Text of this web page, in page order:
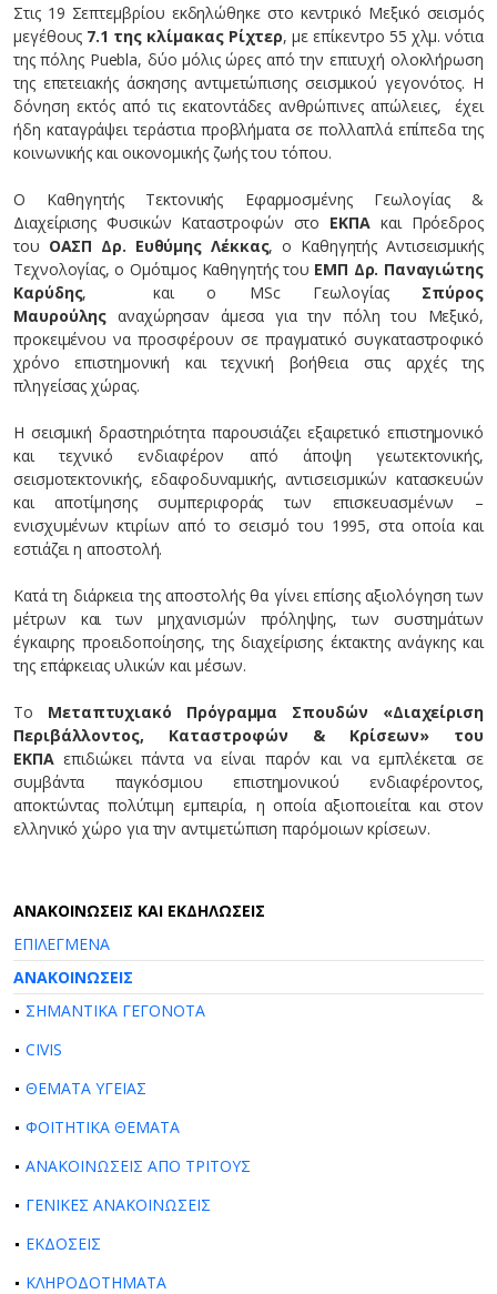
Στις 19 Σεπτεμβρίου εκδηλώθηκε στο κεντρικό Μεξικό σεισμός
μεγέθους 7.1 της κλίμακας Ρίχτερ, με επίκεντρο 55 χλμ. νότια
της πόλης Puebla, δύο μόλις ώρες από την επιτυχή ολοκλήρωση
της επετειακής άσκησης αντιμετώπισης σεισμικού γεγονότος. Η
δόνηση εκτός από τις εκατοντάδες ανθρώπινες απώλειες, έχει
ήδη καταγράψει τεράστια προβλήματα σε πολλαπλά επίπεδα της
κοινωνικής και οικονομικής ζωής του τόπου.
Ο Καθηγητής Τεκτονικής Εφαρμοσμένης Γεωλογίας &
Διαχείρισης Φυσικών Καταστροφών στο ΕΚΠΑκαι Πρόεδρος
του ΟΑΣΠ Δρ. Ευθύμης Λέκκας, ο Καθηγητής Αντισεισμικής
Τεχνολογίας, ο Ομότιμος Καθηγητής του ΕΜΠ Δρ. Παναγιώτης
Καρύδης, και ο MSc Γεωλογίας Σπύρος
Μαυρούλης αναχώρησαν άμεσα για την πόλη του Μεξικό,
προκειμένου να προσφέρουν σε πραγματικό συγκαταστροφικό
χρόνο επιστημονική και τεχνική βοήθεια στις αρχές της
πληγείσας χώρας.
Η σεισμική δραστηριότητα παρουσιάζει εξαιρετικό επιστημονικό
και τεχνικό ενδιαφέρον από άποψη γεωτεκτονικής,
σεισμοτεκτονικής, εδαφοδυναμικής, αντισεισμικών κατασκευών
και αποτίμησης συμπεριφοράς των επισκευασμένων –
ενισχυμένων κτιρίων από το σεισμό του 1995, στα οποία και
εστιάζει η αποστολή.
Κατά τη διάρκεια της αποστολής θα γίνει επίσης αξιολόγηση των
μέτρων και των μηχανισμών πρόληψης, των συστημάτων
έγκαιρης προειδοποίησης, της διαχείρισης έκτακτης ανάγκης και
της επάρκειας υλικών και μέσων.
Το Μεταπτυχιακό Πρόγραμμα Σπουδών «Διαχείριση
Περιβάλλοντος, Καταστροφών & Κρίσεων» του
ΕΚΠΑεπιδιώκει πάντα να είναι παρόν και να εμπλέκεται σε
συμβάντα παγκόσμιου επιστημονικού ενδιαφέροντος,
αποκτώντας πολύτιμη εμπειρία, η οποία αξιοποιείται και στον
ελληνικό χώρο για την αντιμετώπιση παρόμοιων κρίσεων.
AΝΑΚΟΙΝΩΣΕΙΣ ΚΑΙ ΕΚΔΗΛΩΣΕΙΣ
ΕΠΙΛΕΓΜΕΝΑ
ΑΝΑΚΟΙΝΩΣΕΙΣ
ΣΗΜΑΝΤΙΚΑ ΓΕΓΟΝΟΤΑ
CIVIS
ΘΕΜΑΤΑ ΥΓΕΙΑΣ
ΦΟΙΤΗΤΙΚΑ ΘΕΜΑΤΑ
ΑΝΑΚΟΙΝΩΣΕΙΣ ΑΠΟ ΤΡΙΤΟΥΣ
ΓΕΝΙΚΕΣ ΑΝΑΚΟΙΝΩΣΕΙΣ
ΕΚΔΟΣΕΙΣ
ΚΛΗΡΟΔΟΤΗΜΑΤΑ